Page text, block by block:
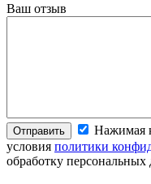
Ваш отзыв
Отправить
Нажимая
условия политики
обработку